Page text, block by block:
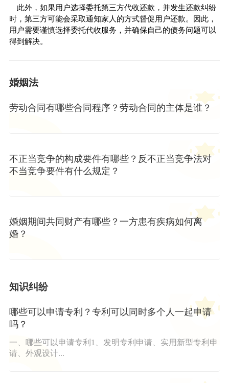
此外，如果用户选择委托第三方代收还款，并发生还款纠纷
时，第三方可能会采取通知家人的方式督促用户还款。因此，
用户需要谨慎选择委托代收服务，并确保自己的债务问题可以
得到解决。
婚姻法
劳动合同有哪些合同程序？劳动合同的主体是谁？
不正当竞争的构成要件有哪些？反不正当竞争法对
不当竞争要件有什么规定？
婚姻期间共同财产有哪些？一方患有疾病如何离
婚？
知识纠纷
哪些可以申请专利？专利可以同时多个人一起申请
吗？
一、哪些可以申请专利1、发明专利申请、实用新型专利申
请、外观设计...